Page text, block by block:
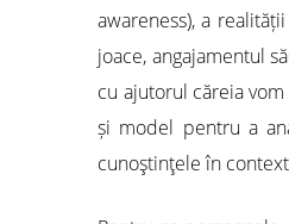
awareness), a
joace, angajamentul
cu ajutorul căreia
și model pentru a
cunoştinţele în